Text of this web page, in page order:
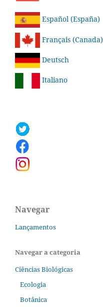
Español (España)
Français (Canada)
Deutsch
Italiano
Navegar
Lançamentos
Navegar a categoria
Ciências Biológicas
Ecologia
Botânica